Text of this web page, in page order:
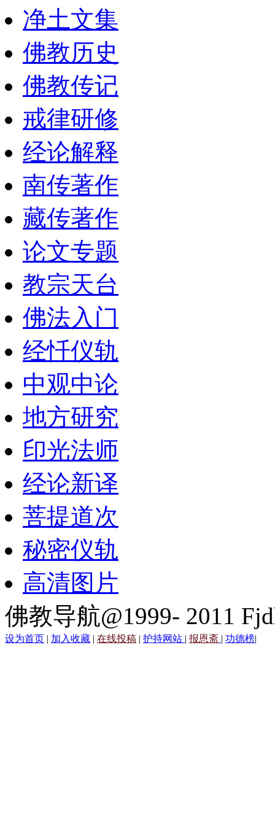
净土文集
佛教历史
佛教传记
戒律研修
经论解释
南传著作
藏传著作
论文专题
教宗天台
佛法入门
经忏仪轨
中观中论
地方研究
印光法师
经论新译
菩提道次
秘密仪轨
高清图片
佛教导航@1999- 2011
设为首页 | 加入收藏 | 在线投稿 | 护持网站 | 报恩斋 | 功德榜|